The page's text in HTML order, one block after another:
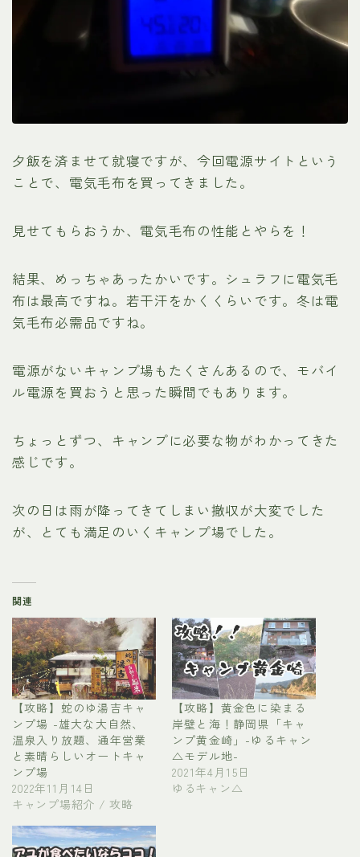
夕飯を済ませて就寝ですが、今回電源サイトという
ことで、電気毛布を買ってきました。
見せてもらおうか、電気毛布の性能とやらを！
結果、めっちゃあったかいです。シュラフに電気毛
布は最高ですね。若干汗をかくくらいです。冬は電
気毛布必需品ですね。
電源がないキャンプ場もたくさんあるので、モバイ
ル電源を買おうと思った瞬間でもあります。
ちょっとずつ、キャンプに必要な物がわかってきた
感じです。
次の日は雨が降ってきてしまい撤収が大変でした
が、とても満足のいくキャンプ場でした。
関連
【攻略】蛇のゆ湯吉キャ
ンプ場 -雄大な大自然、
温泉入り放題、通年営業
と素晴らしいオートキャ
ンプ場
2022年11月14日
キャンプ場紹介 / 攻略
【攻略】黄金色に染まる
岸壁と海！静岡県「キャ
ンプ黄金崎」-ゆるキャン
△モデル地-
2021年4月15日
ゆるキャン△